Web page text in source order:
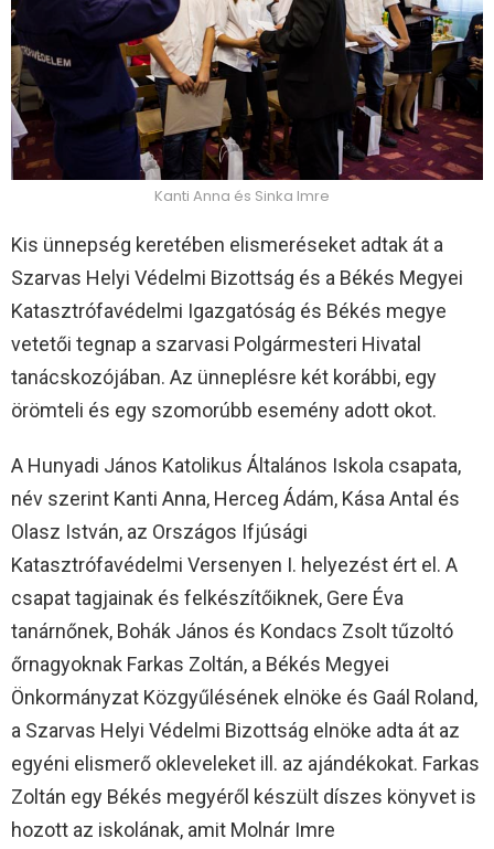
Kanti Anna és Sinka Imre
Kis ünnepség keretében elismeréseket adtak át a
Szarvas Helyi Védelmi Bizottság és a Békés Megyei
Katasztrófavédelmi Igazgatóság és Békés megye
vetetői tegnap a szarvasi Polgármesteri Hivatal
tanácskozójában. Az ünneplésre két korábbi, egy
örömteli és egy szomorúbb esemény adott okot.
A Hunyadi János Katolikus Általános Iskola csapata,
név szerint Kanti Anna, Herceg Ádám, Kása Antal és
Olasz István, az Országos Ifjúsági
Katasztrófavédelmi Versenyen I. helyezést ért el. A
csapat tagjainak és felkészítőiknek, Gere Éva
tanárnőnek, Bohák János és Kondacs Zsolt tűzoltó
őrnagyoknak Farkas Zoltán, a Békés Megyei
Önkormányzat Közgyűlésének elnöke és Gaál Roland,
a Szarvas Helyi Védelmi Bizottság elnöke adta át az
egyéni elismerő okleveleket ill. az ajándékokat. Farkas
Zoltán egy Békés megyéről készült díszes könyvet is
hozott az iskolának, amit Molnár Imre